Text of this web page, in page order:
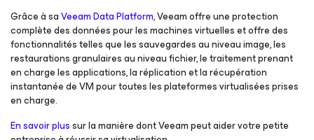
Grâce à saVeeam Data Platform, Veeam offre une protection
complète des données pour les machines virtuelles et offre des
fonctionnalités telles que les sauvegardes au niveau image, les
restaurations granulaires au niveau fichier, le traitement prenant
en charge les applications, la réplication et la récupération
instantanée de VM pour toutes les plateformes virtualisées prises
en charge.
En savoir plussur la manière dont Veeam peut aider votre petite